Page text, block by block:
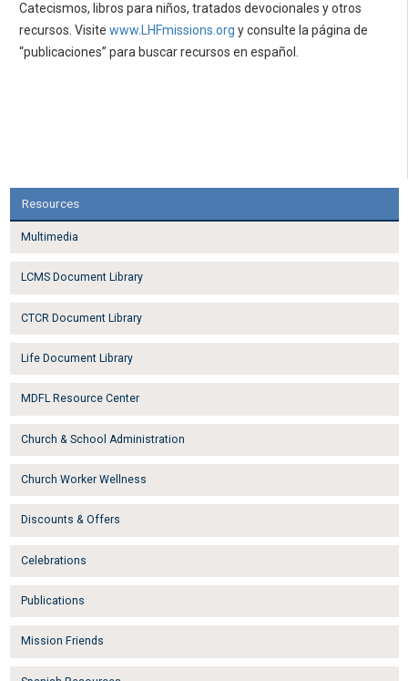
Catecismos, libros para niños, tratados devocionales y otros
recursos. Visite www.LHFmissions.org y consulte la página de
“publicaciones” para buscar recursos en español.
Resources
Multimedia
LCMS Document Library
CTCR Document Library
Life Document Library
MDFL Resource Center
Church & School Administration
Church Worker Wellness
Discounts & Offers
Celebrations
Publications
Mission Friends